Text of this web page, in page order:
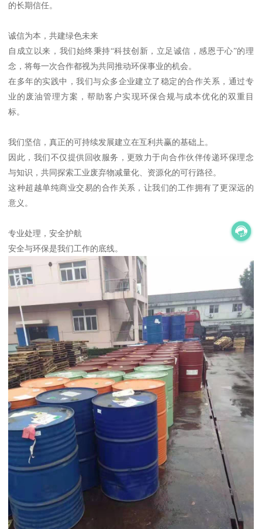
的长期信任。
诚信为本，共建绿色未来
自成立以来，我们始终秉持“科技创新，立足诚信，感恩于心”的理
念，将每一次合作都视为共同推动环保事业的机会。
在多年的实践中，我们与众多企业建立了稳定的合作关系，通过专
业的废油管理方案，帮助客户实现环保合规与成本优化的双重目
标。
我们坚信，真正的可持续发展建立在互利共赢的基础上。
因此，我们不仅提供回收服务，更致力于向合作伙伴传递环保理念
与知识，共同探索工业废弃物减量化、资源化的可行路径。
这种超越单纯商业交易的合作关系，让我们的工作拥有了更深远的
意义。
专业处理，安全护航
安全与环保是我们工作的底线。